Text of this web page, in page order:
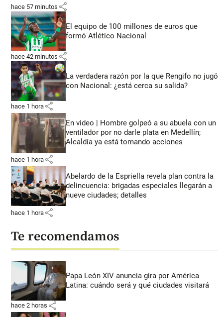
hace 57 minutos share
El equipo de 100 millones de euros que
formó Atlético Nacional
hace 42 minutos share
La verdadera razón por la que Rengifo no jugó
con Nacional: ¿está cerca su salida?
hace 1 hora share
En video | Hombre golpeó a su abuela con un
ventilador por no darle plata en Medellín;
Alcaldía ya está tomando acciones
hace 1 hora share
Abelardo de la Espriella revela plan contra la
delincuencia: brigadas especiales llegarán a
nueve ciudades; detalles
hace 1 hora share
Te recomendamos
Papa León XIV anuncia gira por América
Latina: cuándo será y qué ciudades visitará
hace 2 horas share